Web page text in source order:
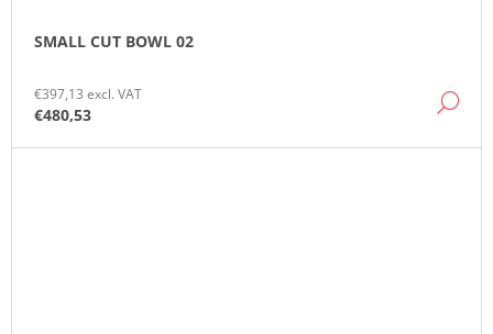
SMALL CUT BOWL 02
€397,13 excl. VAT
€480,53